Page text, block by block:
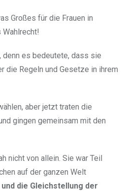
Großes für die Frauen in
Wahlrecht!
denn es bedeutete, dass sie
die Regeln und Gesetze in ihrem
aber jetzt traten die
gingen gemeinsam mit den
nicht von allein. Sie war Teil
auf der ganzen Welt
die Gleichstellung der